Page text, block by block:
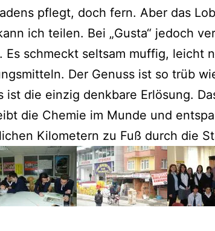
pflegt, doch fern. Aber das
ich teilen. Bei „Gusta“ jedoch
Es schmeckt seltsam muffig, leicht
Der Genuss ist so trüb
ist die einzig denkbare Erlösung.
die Chemie im Munde und
Kilometern zu Fuß durch die